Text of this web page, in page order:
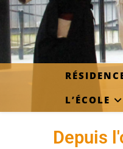
L’ÉCOLE
Depuis